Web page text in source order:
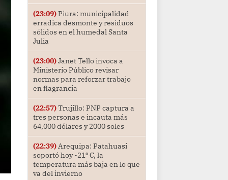
(23:09)Piura: municipalidad
erradica desmonte y residuos
sólidos en el humedal Santa
Julia
(23:00)Janet Tello invoca a
Ministerio Público revisar
normas para reforzar trabajo
en flagrancia
(22:57)Trujillo: PNP captura a
tres personas e incauta más
64,000 dólares y 2000 soles
(22:39)Arequipa: Patahuasi
soportó hoy -21⁰ C, la
temperatura más baja en lo que
va del invierno